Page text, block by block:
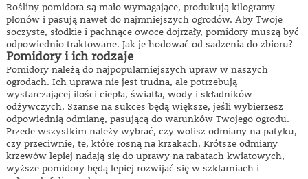
Rośliny pomidora są mało wymagające, produkują kilogramy
plonów i pasują nawet do najmniejszych ogrodów. Aby Twoje
soczyste, słodkie i pachnące owoce dojrzały, pomidory muszą być
odpowiednio traktowane. Jak je hodować od sadzenia do zbioru?
Pomidory i ich rodzaje
Pomidory należą do najpopularniejszych upraw w naszych
ogrodach. Ich uprawa nie jest trudna, ale potrzebują
wystarczającej ilości ciepła, światła, wody i składników
odżywczych. Szanse na sukces będą większe, jeśli wybierzesz
odpowiednią odmianę, pasującą do warunków Twojego ogrodu.
Przede wszystkim należy wybrać, czy wolisz odmiany na patyku,
czy przeciwnie, te, które rosną na krzakach. Krótsze odmiany
krzewów lepiej nadają się do uprawy na rabatach kwiatowych,
wyższe pomidory będą lepiej rozwijać się w szklarniach i